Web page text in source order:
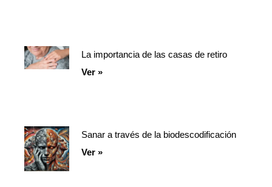
La importancia de las casas de retiro
Ver »
Sanar a través de la biodescodificación
Ver »